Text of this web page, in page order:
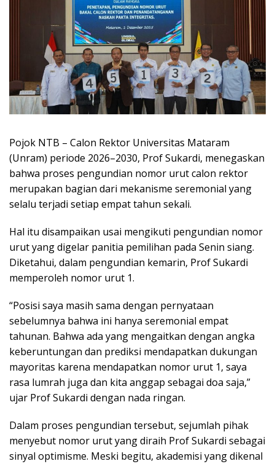
Pojok NTB – Calon Rektor Universitas Mataram
(Unram) periode 2026–2030, Prof Sukardi, menegaskan
bahwa proses pengundian nomor urut calon rektor
merupakan bagian dari mekanisme seremonial yang
selalu terjadi setiap empat tahun sekali.
Hal itu disampaikan usai mengikuti pengundian nomor
urut yang digelar panitia pemilihan pada Senin siang.
Diketahui, dalam pengundian kemarin, Prof Sukardi
memperoleh nomor urut 1.
“Posisi saya masih sama dengan pernyataan
sebelumnya bahwa ini hanya seremonial empat
tahunan. Bahwa ada yang mengaitkan dengan angka
keberuntungan dan prediksi mendapatkan dukungan
mayoritas karena mendapatkan nomor urut 1, saya
rasa lumrah juga dan kita anggap sebagai doa saja,”
ujar Prof Sukardi dengan nada ringan.
Dalam proses pengundian tersebut, sejumlah pihak
menyebut nomor urut yang diraih Prof Sukardi sebagai
sinyal optimisme. Meski begitu, akademisi yang dikenal